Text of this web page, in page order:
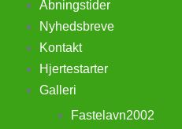
Åbningstider
Nyhedsbreve
Kontakt
Hjertestarter
Galleri
Fastelavn2002